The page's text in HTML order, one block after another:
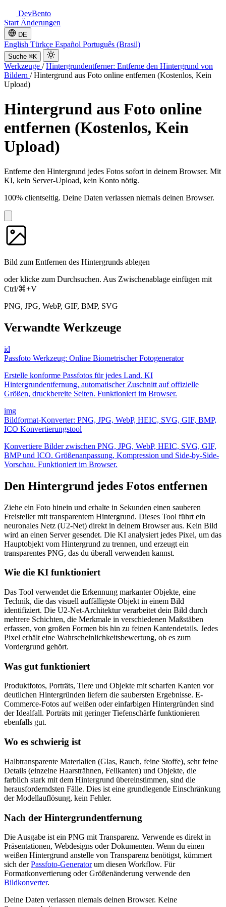
DevBento
Start Änderungen
DE
English Türkçe Español Português (Brasil)
Suche ⌘K
Werkzeuge / Hintergrundentferner: Entferne den Hintergrund von
Bildern / Hintergrund aus Foto online entfernen (Kostenlos, Kein
Upload)
Hintergrund aus Foto online
entfernen (Kostenlos, Kein
Upload)
Entferne den Hintergrund jedes Fotos sofort in deinem Browser. Mit
KI, kein Server-Upload, kein Konto nötig.
100% clientseitig. Deine Daten verlassen niemals deinen Browser.
Bild zum Entfernen des Hintergrunds ablegen
oder klicke zum Durchsuchen. Aus Zwischenablage einfügen mit
Ctrl/⌘+V
PNG, JPG, WebP, GIF, BMP, SVG
Verwandte Werkzeuge
id
Passfoto Werkzeug: Online Biometrischer Fotogenerator
Erstelle konforme Passfotos für jedes Land. KI
Hintergrundentfernung, automatischer Zuschnitt auf offizielle
Größen, druckbereite Seiten. Funktioniert im Browser.
img
Bildformat-Konverter: PNG, JPG, WebP, HEIC, SVG, GIF, BMP,
ICO Konvertierungstool
Konvertiere Bilder zwischen PNG, JPG, WebP, HEIC, SVG, GIF,
BMP und ICO. Größenanpassung, Kompression und Side-by-Side-
Vorschau. Funktioniert im Browser.
Den Hintergrund jedes Fotos entfernen
Ziehe ein Foto hinein und erhalte in Sekunden einen sauberen
Freisteller mit transparentem Hintergrund. Dieses Tool führt ein
neuronales Netz (U2-Net) direkt in deinem Browser aus. Kein Bild
wird an einen Server gesendet. Die KI analysiert jedes Pixel, um das
Hauptobjekt vom Hintergrund zu trennen, und erzeugt ein
transparentes PNG, das du überall verwenden kannst.
Wie die KI funktioniert
Das Tool verwendet die Erkennung markanter Objekte, eine
Technik, die das visuell auffälligste Objekt in einem Bild
identifiziert. Die U2-Net-Architektur verarbeitet dein Bild durch
mehrere Schichten, die Merkmale in verschiedenen Maßstäben
erfassen, von großen Formen bis hin zu feinen Kantendetails. Jedes
Pixel erhält eine Wahrscheinlichkeitsbewertung, ob es zum
Vordergrund gehört.
Was gut funktioniert
Produktfotos, Porträts, Tiere und Objekte mit scharfen Kanten vor
deutlichen Hintergründen liefern die saubersten Ergebnisse. E-
Commerce-Fotos auf weißen oder einfarbigen Hintergründen sind
der Idealfall. Porträts mit geringer Tiefenschärfe funktionieren
ebenfalls gut.
Wo es schwierig ist
Halbtransparente Materialien (Glas, Rauch, feine Stoffe), sehr feine
Details (einzelne Haarsträhnen, Fellkanten) und Objekte, die
farblich stark mit dem Hintergrund übereinstimmen, sind die
herausforderndsten Fälle. Dies ist eine grundlegende Einschränkung
der Modellauflösung, kein Fehler.
Nach der Hintergrundentfernung
Die Ausgabe ist ein PNG mit Transparenz. Verwende es direkt in
Präsentationen, Webdesigns oder Dokumenten. Wenn du einen
weißen Hintergrund anstelle von Transparenz benötigst, kümmert
sich derPassfoto-Generatorum diesen Workflow. Für
Formatkonvertierung oder Größenänderung verwende den
Bildkonverter.
Deine Daten verlassen niemals deinen Browser. Keine